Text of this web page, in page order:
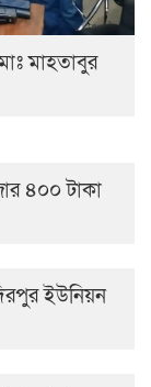
মাহতাবুর
৪০০ টাকা
ইউনিয়ন